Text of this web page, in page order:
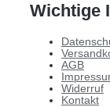
Wichtige
AGB
Widerruf
Kontakt